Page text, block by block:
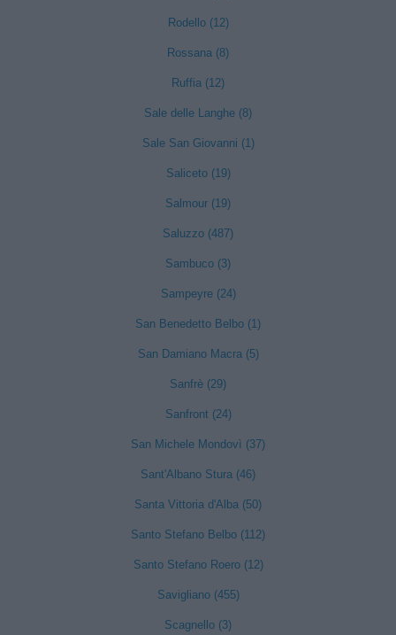
Rodello (12)
Rossana (8)
Ruffia (12)
Sale delle Langhe (8)
Sale San Giovanni (1)
Saliceto (19)
Salmour (19)
Saluzzo (487)
Sambuco (3)
Sampeyre (24)
San Benedetto Belbo (1)
San Damiano Macra (5)
Sanfrè (29)
Sanfront (24)
San Michele Mondovì (37)
Sant'Albano Stura (46)
Santa Vittoria d'Alba (50)
Santo Stefano Belbo (112)
Santo Stefano Roero (12)
Savigliano (455)
Scagnello (3)